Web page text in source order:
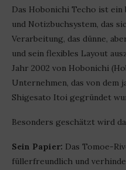
Das Hobonichi Techo ist
und Notizbuchsystem, das
Verarbeitung, das dünne,
und sein flexibles Layout
Jahr 2002 von Hobonichi
Unternehmen, das von dem
Shigesato Itoi gegründet
Besonders geschätzt wird
Sein Papier: Das Tomoe-
füllerfreundlich und